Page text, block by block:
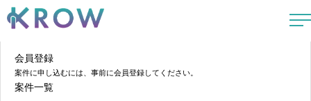
会員登録
案件に申し込むには、事前に会員登録してください。
案件一覧